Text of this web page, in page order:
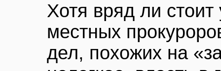
Хотя вряд ли
местных
дел, похожих на